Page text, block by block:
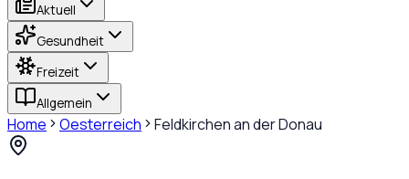
Aktuell
Gesundheit
Freizeit
Allgemein
Home Oesterreich Feldkirchen an der Donau